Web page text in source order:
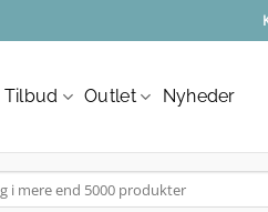
Tilbud Outlet Nyheder